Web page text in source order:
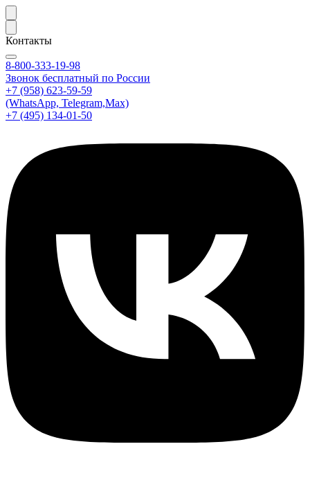
Контакты
8-800-333-19-98
Звонок бесплатный по России
+7 (958) 623-59-59
(WhatsApp, Telegram,Max)
+7 (495) 134-01-50